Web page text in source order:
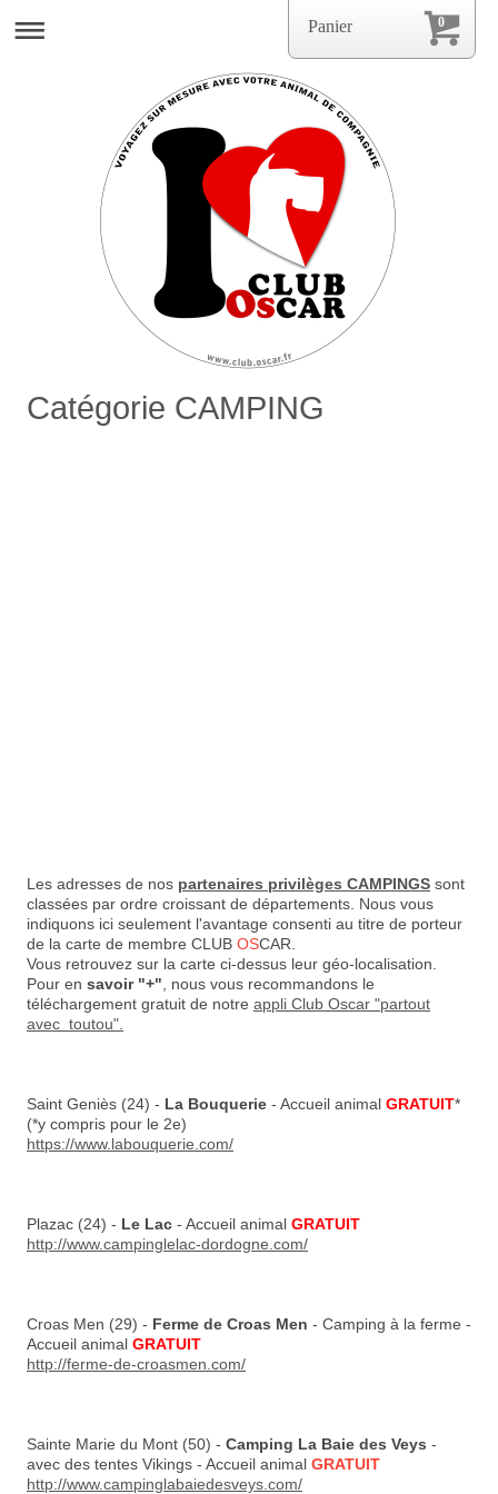
Catégorie CAMPING
Les adresses de nos partenaires privilèges CAMPINGS sont
classées par ordre croissant de départements. Nous vous
indiquons ici seulement l'avantage consenti au titre de porteur
de la carte de membre CLUB OSCAR.
Vous retrouvez sur la carte ci-dessus leur géo-localisation.
Pour en savoir "+" , nous vous recommandons le
téléchargement gratuit de notre appli Club Oscar "partout
avec toutou".
Saint Geniès (24) - La Bouquerie - Accueil animal GRATUIT*
(*y compris pour le 2e)
https://www.labouquerie.com/
Plazac (24) - Le Lac - Accueil animal GRATUIT
http://www.campinglelac-dordogne.com/
Croas Men (29) - Ferme de Croas Men - Camping à la ferme -
Accueil animal GRATUIT
http://ferme-de-croasmen.com/
Sainte Marie du Mont (50) - Camping La Baie des Veys -
avec des tentes Vikings - Accueil animal GRATUIT
http://www.campinglabaiedesveys.com/
0
Panier